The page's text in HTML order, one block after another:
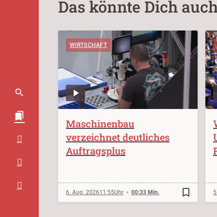
Das könnte Dich
WIRTSCHAFT
Maschinenbau
verzeichnet deutliches
Auftragsplus
6. Aug. 202611:55 00:33 Min. bookmark_border